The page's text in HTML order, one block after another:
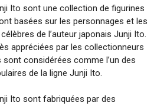
Ito sont une collection de figurines
basées sur les personnages et les
de l’auteur japonais Junji Ito.
appréciées par les collectionneurs
considérées comme l’un des
de la ligne Junji Ito.
Ito sont fabriquées par des